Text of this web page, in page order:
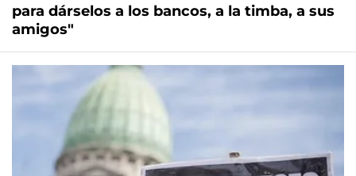
para dárselos a los bancos, a la timba, a sus
amigos"